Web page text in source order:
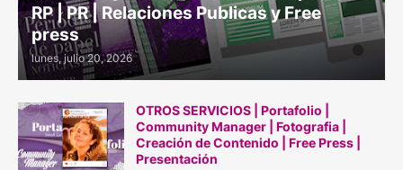
RP | PR | Relaciones Publicas y Free
press
lunes, julio 20, 2026
OTROS SERVICIOS | Portafolio |
Community Manager | Fotografia |
Creación de Contenido | Free Press |
Presentación